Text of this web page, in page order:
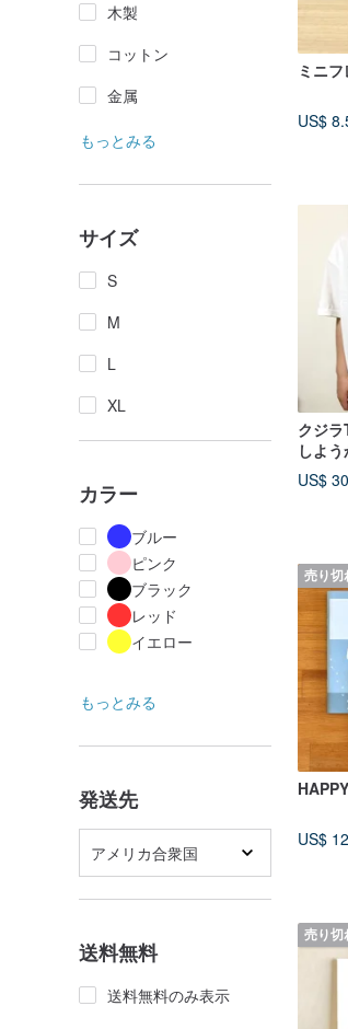
木製
コットン
金属
もっとみる
サイズ
S
M
L
XL
カラー
ブルー
ピンク
ブラック
レッド
イエロー
もっとみる
発送先
アメリカ合衆国
送料無料
送料無料のみ表示
ミニ
US$
クジ
しよ
US$
売り切
US$
売り切